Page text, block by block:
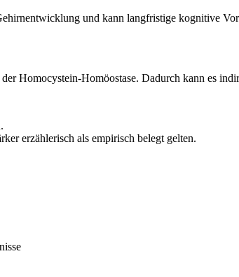
und kann langfristige kognitive
Homocystein-Homöostase. Dadurch kann es
erzählerisch als empirisch belegt gelten.